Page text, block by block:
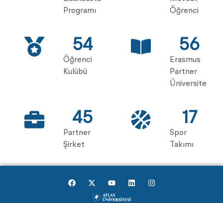
Programı
Öğrenci
Öğrenci
Kulübü
54
Erasmus
Partner
Üniversite
56
Partner
Şirket
45
Spor
Takımı
17